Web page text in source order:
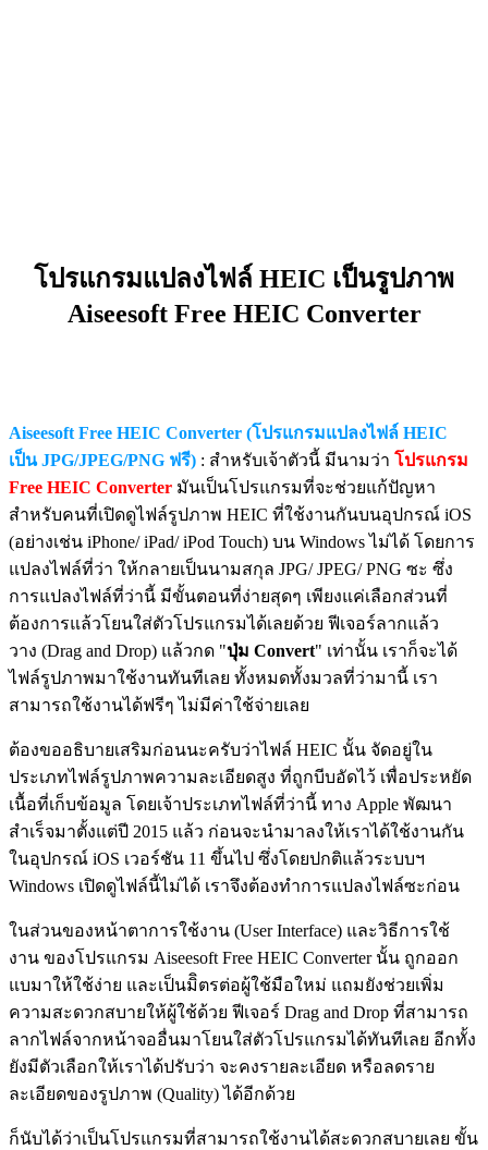
โปรแกรมแปลงไฟล์ HEIC เป็นรูปภาพ
Aiseesoft Free HEIC Converter
Aiseesoft Free HEIC Converter (โปรแกรมแปลงไฟล์ HEIC
เป็น JPG/JPEG/PNG ฟรี) : สำหรับเจ้าตัวนี้ มีนามว่า โปรแกรม
Free HEIC Converter มันเป็นโปรแกรมที่จะช่วยแก้ปัญหา
สำหรับคนที่เปิดดูไฟล์รูปภาพ HEIC ที่ใช้งานกันบนอุปกรณ์ iOS
(อย่างเช่น iPhone/ iPad/ iPod Touch) บน Windows ไม่ได้ โดยการ
แปลงไฟล์ที่ว่า ให้กลายเป็นนามสกุล JPG/ JPEG/ PNG ซะ ซึ่ง
การแปลงไฟล์ที่ว่านี้ มีขั้นตอนที่ง่ายสุดๆ เพียงแค่เลือกส่วนที่
ต้องการแล้วโยนใส่ตัวโปรแกรมได้เลยด้วย ฟีเจอร์ลากแล้ว
วาง (Drag and Drop) แล้วกด "ปุ่ม Convert" เท่านั้น เราก็จะได้
ไฟล์รูปภาพมาใช้งานทันทีเลย ทั้งหมดทั้งมวลที่ว่ามานี้ เรา
สามารถใช้งานได้ฟรีๆ ไม่มีค่าใช้จ่ายเลย
ต้องขออธิบายเสริมก่อนนะครับว่าไฟล์ HEIC นั้น จัดอยู่ใน
ประเภทไฟล์รูปภาพความละเอียดสูง ที่ถูกบีบอัดไว้ เพื่อประหยัด
เนื้อที่เก็บข้อมูล โดยเจ้าประเภทไฟล์ที่ว่านี้ ทาง Apple พัฒนา
สำเร็จมาตั้งแต่ปี 2015 แล้ว ก่อนจะนำมาลงให้เราได้ใช้งานกัน
ในอุปกรณ์ iOS เวอร์ชัน 11 ขึ้นไป ซึ่งโดยปกติแล้วระบบฯ
Windows เปิดดูไฟล์นี้ไม่ได้ เราจึงต้องทำการแปลงไฟล์ซะก่อน
ในส่วนของหน้าตาการใช้งาน (User Interface) และวิธีการใช้
งาน ของโปรแกรม Aiseesoft Free HEIC Converter นั้น ถูกออก
แบมาให้ใช้ง่าย และเป็นมิิตรต่อผู้ใช้มือใหม่ แถมยังช่วยเพิ่ม
ความสะดวกสบายให้ผู้ใช้ด้วย ฟีเจอร์ Drag and Drop ที่สามารถ
ลากไฟล์จากหน้าจออื่นมาโยนใส่ตัวโปรแกรมได้ทันทีเลย อีกทั้ง
ยังมีตัวเลือกให้เราได้ปรับว่า จะคงรายละเอียด หรือลดราย
ละเอียดของรูปภาพ (Quality) ได้อีกด้วย
ก็นับได้ว่าเป็นโปรแกรมที่สามารถใช้งานได้สะดวกสบายเลย ขั้น